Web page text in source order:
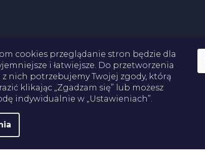
cookies przeglądanie stron będzie dla
i łatwiejsze. Do przetworzenia
nich potrzebujemy Twojej zgody, którą
klikając „Zgadzam się” lub możesz
indywidualnie w „Ustawieniach”.
Płatności
prawa zastrzeżone.